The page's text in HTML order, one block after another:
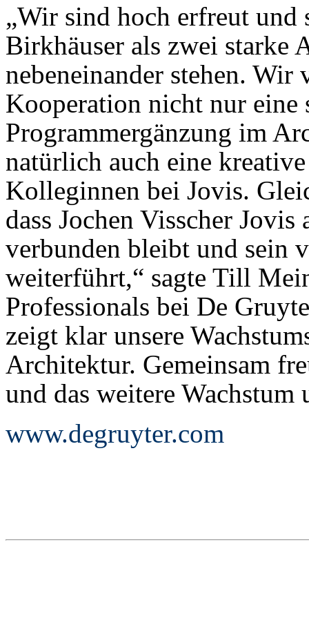
„Wir sind hoch erfreut
Birkhäuser als zwei starke
nebeneinander stehen. Wir
Kooperation nicht nur eine
Programmergänzung im
natürlich auch eine
Kolleginnen bei Jovis.
dass Jochen Visscher
verbunden bleibt und sein
weiterführt,“ sagte Till
Professionals bei De
zeigt klar unsere
Architektur. Gemeinsam
und das weitere Wachstum
www.degruyter.com